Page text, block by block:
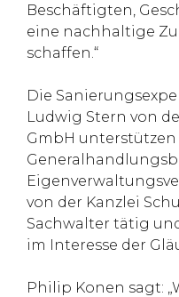
Beschäftigten,
eine nachhaltige
schaffen.“
Die
Ludwig Stern von
GmbH unterstützen
von der Kanzlei
Sachwalter tätig
im Interesse der
Philip Konen sagt: